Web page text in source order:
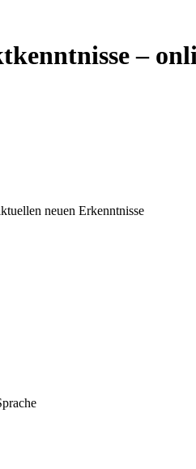
–
neuen Erkenntnisse